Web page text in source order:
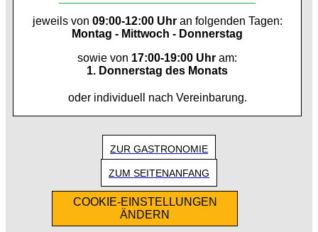
jeweils von 09:00-12:00 Uhran folgenden Tagen:
Montag - Mittwoch - Donnerstag
sowie von 17:00-19:00 Uhr am:
1. Donnerstag des Monats
oder individuell nach Vereinbarung.
ZUR GASTRONOMIE
ZUM SEITENANFANG
COOKIE-EINSTELLUNGEN
ÄNDERN